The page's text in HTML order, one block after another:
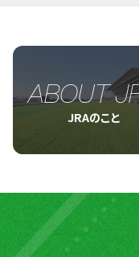
ABOUT
JRAのこと